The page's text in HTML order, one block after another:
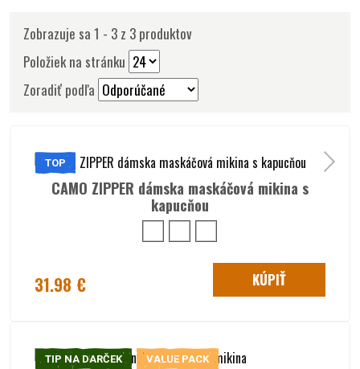
Zobrazuje sa 1 - 3 z 3 produktov
Položiek na stránku
Zoradiť podľa
TOP
CAMO ZIPPER dámska maskáčová mikina s
kapucňou
31.98 € KÚPIŤ
TIP NA DARČEK VALUE PACK